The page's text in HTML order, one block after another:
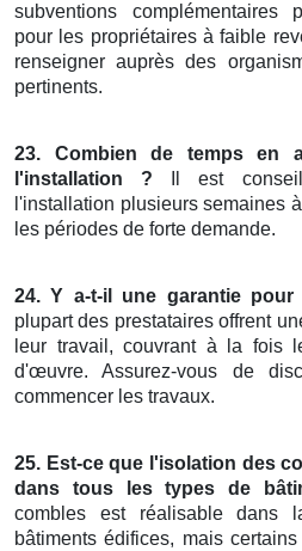
subventions complémentaires
pour les propriétaires à faible
renseigner auprès des
pertinents.
23. Combien de temps en
l'installation ? Il est
l'installation plusieurs semaines
les périodes de forte demande.
24. Y a-t-il une garantie
plupart des prestataires offrent
leur travail, couvrant à la fois
d'œuvre. Assurez-vous de
commencer les travaux.
25. Est-ce que l'isolation des
dans tous les types de
combles est réalisable dans
bâtiments édifices, mais